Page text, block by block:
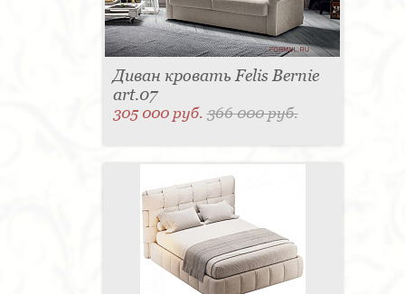
Диван кровать Felis Bernie
art.07
305 000 руб.366 000 руб.